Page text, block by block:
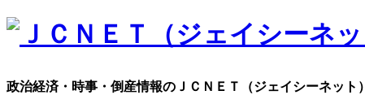
政治経済・時事・倒産情報のＪＣＮＥＴ（ジェイシーネット）